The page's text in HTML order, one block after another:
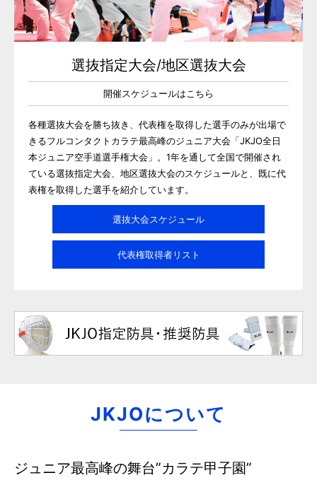
選抜指定大会/地区選抜大会
開催スケジュールはこちら
各種選抜大会を勝ち抜き、代表権を取得した選手のみが出場で
きるフルコンタクトカラテ最高峰のジュニア大会「JKJO全日
本ジュニア空手道選手権大会」。1年を通して全国で開催され
ている選抜指定大会、地区選抜大会のスケジュールと、既に代
表権を取得した選手を紹介しています。
選抜大会スケジュール
代表権取得者リスト
JKJOについて
ジュニア最高峰の舞台”カラテ甲子園”